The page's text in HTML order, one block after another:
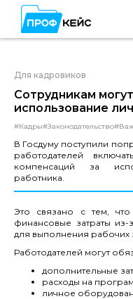
Для кадровиков
Сотрудникам
использование
#Кадры#Законодательство
В Госдуму поступили
работодателей
компенсаций за
работника.
Это связано с тем, что
финансовые затраты из-
для выполнения рабочих
Работодателей могут
дополнительные
расходы на
личное